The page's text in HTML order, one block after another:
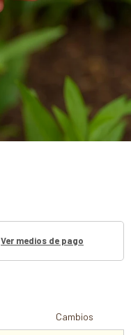
Ver medios de pago
Cambios